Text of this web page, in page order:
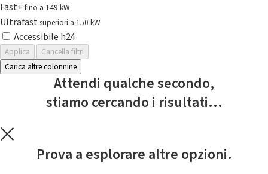
Fast+fino a 149 kW
Ultrafast superiori a 150 kW
Accessibile h24
Applica
Cancella filtri
Carica altre colonnine
Attendi qualche secondo,
stiamo cercando i risultati...
Prova a esplorare altre opzioni.